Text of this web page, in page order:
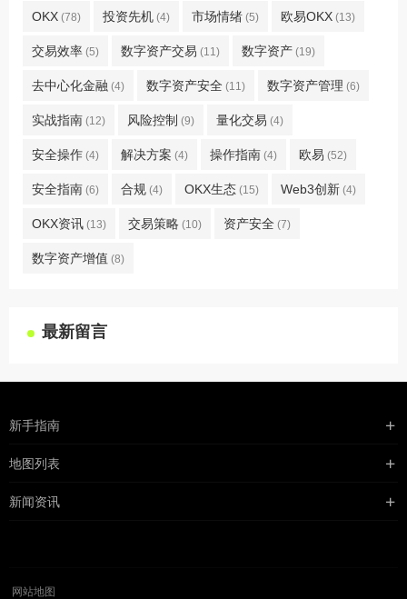
OKX (78) 投资先机 (4) 市场情绪 (5) 欧易OKX (13)
交易效率 (5) 数字资产交易 (11) 数字资产 (19)
去中心化金融 (4) 数字资产安全 (11) 数字资产管理 (6)
实战指南 (12) 风险控制 (9) 量化交易 (4)
安全操作 (4) 解决方案 (4) 操作指南 (4) 欧易 (52)
安全指南 (6) 合规 (4) OKX生态 (15) Web3创新 (4)
OKX资讯 (13) 交易策略 (10) 资产安全 (7)
数字资产增值 (8)
最新留言
新手指南
购买流程
地图列表
最新文章
新闻资讯
媒体新闻
网站地图